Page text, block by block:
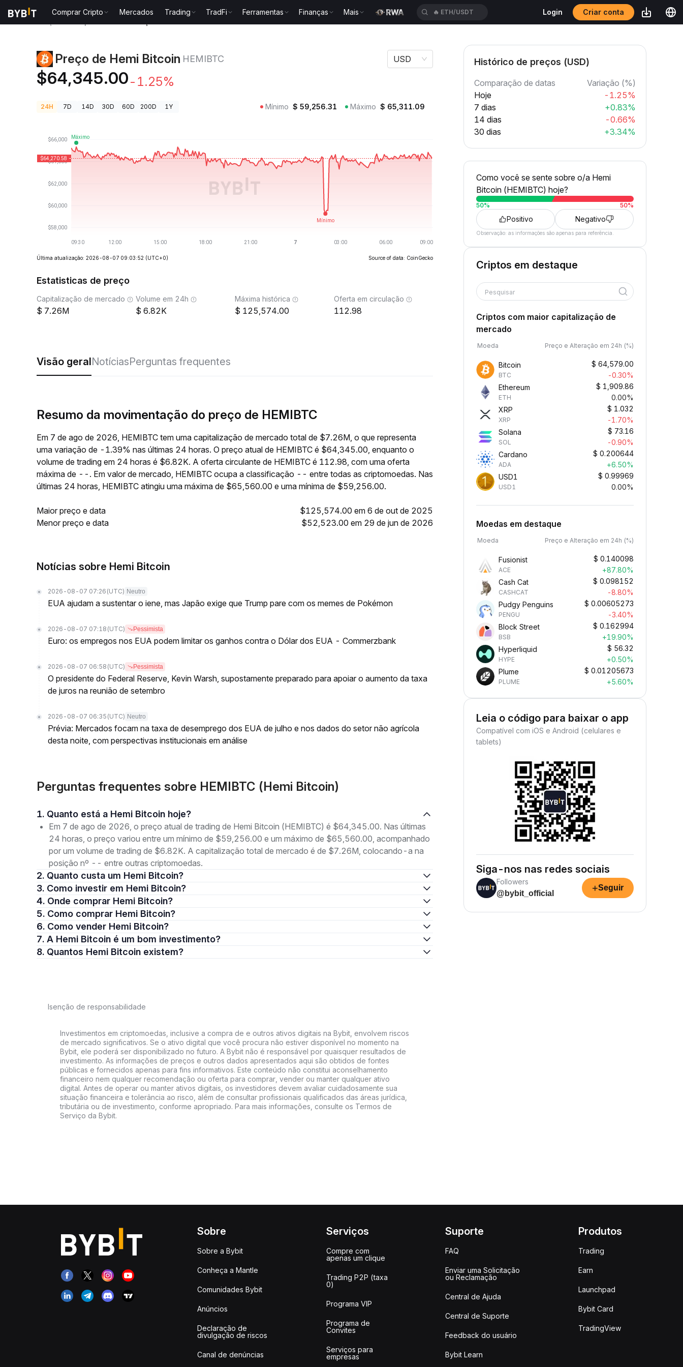
Comprar Cripto Mercados Trading TradFi Ferramentas Finanças Mais 🔥 ACEUSDT Login Criar conta
Preço de Hemi Bitcoin HEMIBTC
$64,345.00-1.25%
USD
24H 7D 14D 30D 60D 200D 1Y Mínimo $ 59,256.31 Máximo $ 65,311.09
Última atualização: 2026-08-07 09:03:52 (UTC+0) Source of data: CoinGecko
Estatisticas de preço
Capitalização de mercado
7.26M
Volume em 24h
6.82K
Máxima histórica
125,574.00
Oferta em circulação
112.98
Visão geralNotíciasPerguntas frequentes
Resumo da movimentação do preço de HEMIBTC
Em 7 de ago de 2026, HEMIBTC tem uma capitalização de mercado total de $7.26M, o que representa
uma variação de -1.39% nas últimas 24 horas. O preço atual de HEMIBTC é $64,345.00, enquanto o
volume de trading em 24 horas é $6.82K. A oferta circulante de HEMIBTC é 112.98, com uma oferta
máxima de --. Em valor de mercado, HEMIBTC ocupa a classificação -- entre todas as criptomoedas. Nas
últimas 24 horas, HEMIBTC atingiu uma máxima de $65,560.00 e uma mínima de $59,256.00.
Maior preço e data
$125,574.00 em 6 de out de 2025
Menor preço e data
$52,523.00 em 29 de jun de 2026
Notícias sobre Hemi Bitcoin
2026-08-07 07:26 (UTC) Neutro
EUA ajudam a sustentar o iene, mas Japão exige que Trump pare com os memes de Pokémon
2026-08-07 07:18 (UTC) Pessimista
Euro: os empregos nos EUA podem limitar os ganhos contra o Dólar dos EUA - Commerzbank
2026-08-07 06:58 (UTC) Pessimista
O presidente do Federal Reserve, Kevin Warsh, supostamente preparado para apoiar o aumento da taxa
de juros na reunião de setembro
2026-08-07 06:35 (UTC) Neutro
Prévia: Mercados focam na taxa de desemprego dos EUA de julho e nos dados do setor não agrícola
desta noite, com perspectivas institucionais em análise
Perguntas frequentes sobre HEMIBTC (Hemi Bitcoin)
1. Quanto está a Hemi Bitcoin hoje?
Em 7 de ago de 2026, o preço atual de trading de Hemi Bitcoin (HEMIBTC) é $64,345.00. Nas últimas
24 horas, o preço variou entre um mínimo de $59,256.00 e um máximo de $65,560.00, acompanhado
por um volume de trading de $6.82K. A capitalização total de mercado é de $7.26M, colocando-a na
posição nº -- entre outras criptomoedas.
2. Quanto custa um Hemi Bitcoin?
3. Como investir em Hemi Bitcoin?
4. Onde comprar Hemi Bitcoin?
5. Como comprar Hemi Bitcoin?
6. Como vender Hemi Bitcoin?
7. A Hemi Bitcoin é um bom investimento?
8. Quantos Hemi Bitcoin existem?
Isenção de responsabilidade
Investimentos em criptomoedas, inclusive a compra de e outros ativos digitais na Bybit, envolvem riscos
de mercado significativos. Se o ativo digital que você procura não estiver disponível no momento na
Bybit, ele poderá ser disponibilizado no futuro. A Bybit não é responsável por quaisquer resultados de
investimento. As informações de preços e outros dados apresentados aqui são obtidos de fontes
públicas e fornecidos apenas para fins informativos. Este conteúdo não constitui aconselhamento
financeiro nem qualquer recomendação ou oferta para comprar, vender ou manter qualquer ativo
digital. Antes de operar ou manter ativos digitais, os investidores devem avaliar cuidadosamente sua
situação financeira e tolerância ao risco, além de consultar profissionais qualificados das áreas jurídica,
tributária ou de investimento, conforme apropriado. Para mais informações, consulte os Termos de
Serviço da Bybit.
Histórico de preços (USD)
Comparação de datas
Variação (%)
Hoje
-1.25%
7 dias
+0.83%
14 dias
-0.66%
30 dias
+3.34%
Como você se sente sobre o/a Hemi
Bitcoin (HEMIBTC) hoje?
50% 50%
Positivo Negativo
Observação: as informações são apenas para referência.
Criptos em destaque
Pesquisar
Criptos com maior capitalização de
mercado
Moeda Preço e Alteração em 24h (%)
Bitcoin
BTC
$ 64,579.00
-0.30%
Ethereum
ETH
$ 1,909.86
0.00%
XRP
XRP
$ 1.032
-1.70%
Solana
SOL
$ 73.16
-0.90%
Cardano
ADA
$ 0.200644
+6.50%
USD1
USD1
$ 0.99969
0.00%
Moedas em destaque
Moeda Preço e Alteração em 24h (%)
Fusionist
ACE
$ 0.140098
+87.80%
Cash Cat
CASHCAT
$ 0.098152
-8.80%
Pudgy Penguins
PENGU
$ 0.00605273
-3.40%
Block Street
BSB
$ 0.162994
+19.90%
Hyperliquid
HYPE
$ 56.32
+0.50%
Plume
PLUME
$ 0.01205673
+5.60%
Leia o código para baixar o app
Compatível com iOS e Android (celulares e
tablets)
Siga-nos nas redes sociais
Followers
@bybit_official
+Seguir
Sobre
Sobre a Bybit
Conheça a Mantle
Comunidades Bybit
Anúncios
Declaração de
divulgação de riscos
Canal de denúncias
Serviços
Compre com
apenas um clique
Trading P2P (taxa
0)
Programa VIP
Programa de
Convites
Serviços para
empresas
Suporte
FAQ
Enviar uma Solicitação
ou Reclamação
Central de Ajuda
Central de Suporte
Feedback do usuário
Bybit Learn
Produtos
Trading
Earn
Launchpad
Bybit Card
TradingView